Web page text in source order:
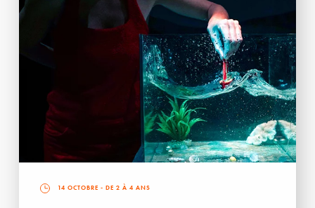
14 OCTOBRE - DE 2 À 4 ANS